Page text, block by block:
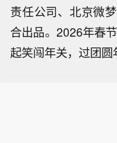
责任公司、北京微
合出品。2026年春
起笑闯年关，过团圆